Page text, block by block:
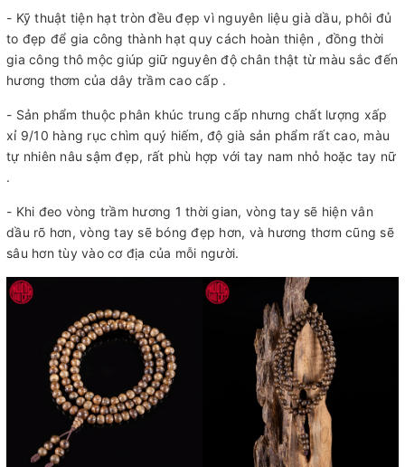
- Kỹ thuật tiện hạt tròn đều đẹp vì nguyên liệu già dầu, phôi đủ
to đẹp để gia công thành hạt quy cách hoàn thiện , đồng thời
gia công thô mộc giúp giữ nguyên độ chân thật từ màu sắc đến
hương thơm của dây trầm cao cấp .
- Sản phẩm thuộc phân khúc trung cấp nhưng chất lượng xấp
xỉ 9/10 hàng rục chìm quý hiếm, độ già sản phẩm rất cao, màu
tự nhiên nâu sậm đẹp, rất phù hợp với tay nam nhỏ hoặc tay nữ
.
- Khi đeo vòng trầm hương 1 thời gian, vòng tay sẽ hiện vân
dầu rõ hơn, vòng tay sẽ bóng đẹp hơn, và hương thơm cũng sẽ
sâu hơn tùy vào cơ địa của mỗi người.